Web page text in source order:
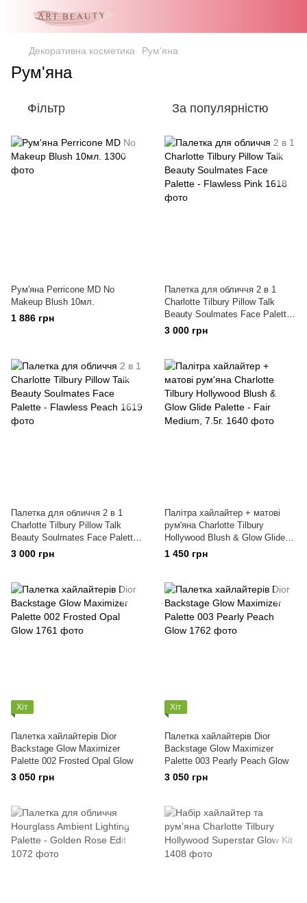
Декоративна косметика Рум'яна
Рум'яна
Фільтр За популярністю
Рум'яна Perricone MD No
Makeup Blush 10мл.
1 886 грн
Палетка для обличчя 2 в 1
Charlotte Tilbury Pillow Talk
Beauty Soulmates Face Palette
- Flawless Pink
3 000 грн
Палетка для обличчя 2 в 1
Charlotte Tilbury Pillow Talk
Beauty Soulmates Face Palette
- Flawless Peach
3 000 грн
Палітра хайлайтер + матові
рум'яна Charlotte Tilbury
Hollywood Blush & Glow Glide
Palette - Fair Medium, 7.5г.
1 450 грн
Хіт
Палетка хайлайтерів Dior
Backstage Glow Maximizer
Palette 002 Frosted Opal Glow
3 050 грн
Хіт
Палетка хайлайтерів Dior
Backstage Glow Maximizer
Palette 003 Pearly Peach Glow
3 050 грн